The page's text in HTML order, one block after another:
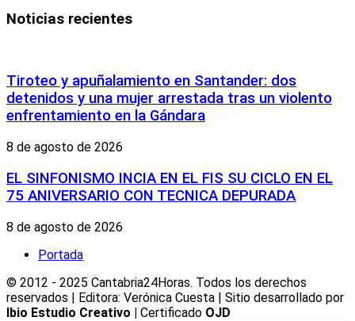
Noticias recientes
Tiroteo y apuñalamiento en Santander: dos
detenidos y una mujer arrestada tras un violento
enfrentamiento en la Gándara
8 de agosto de 2026
EL SINFONISMO INCIA EN EL FIS SU CICLO EN EL
75 ANIVERSARIO CON TECNICA DEPURADA
8 de agosto de 2026
Portada
© 2012 - 2025 Cantabria24Horas. Todos los derechos
reservados | Editora: Verónica Cuesta | Sitio desarrollado por
Ibio Estudio Creativo | Certificado OJD